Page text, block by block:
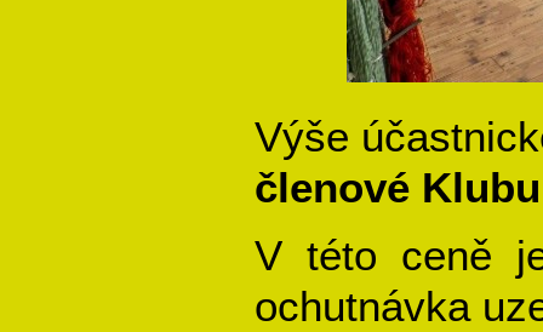
Výše
členové
V této ceně
ochutnávka